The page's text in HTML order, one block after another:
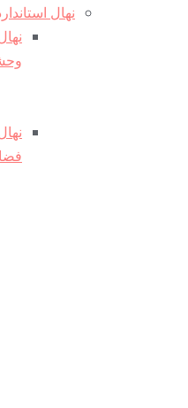
نهال استاندارد